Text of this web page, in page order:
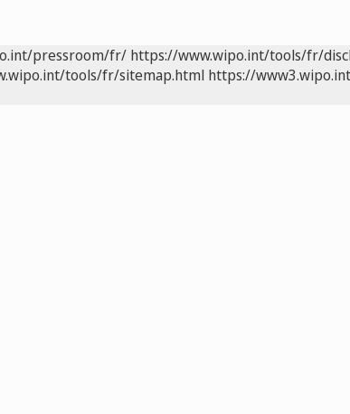
pressroom/fr/ https://www.wipo.int/tools/fr/
tools/fr/sitemap.html https://